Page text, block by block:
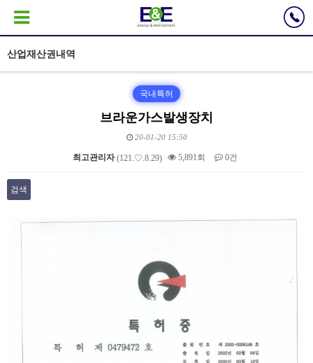
산업재산권내역
국내특허
브라운가스발생장치
20-01-20 15:50
최고관리자(121.♡.8.29) 5,891회 0건
검색